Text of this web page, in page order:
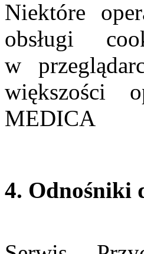
Niektóre
obsługi
w
większości
MEDICA
4. Odnośniki